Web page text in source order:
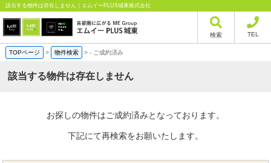
該当する物件は存在しません｜エムイーPLUS城東株式会社
検索 TEL
TOPページ > 物件検索 >- ご成約済み
該当する物件は存在しません
お探しの物件はご成約済みとなっております。
下記にて再検索をお願いたします。